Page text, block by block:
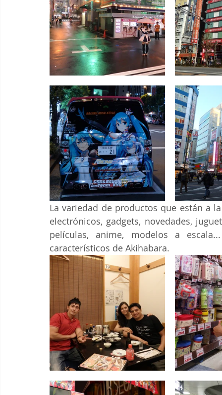
La variedad de productos que están a
electrónicos, gadgets, novedades,
películas, anime, modelos a
característicos de Akihabara.